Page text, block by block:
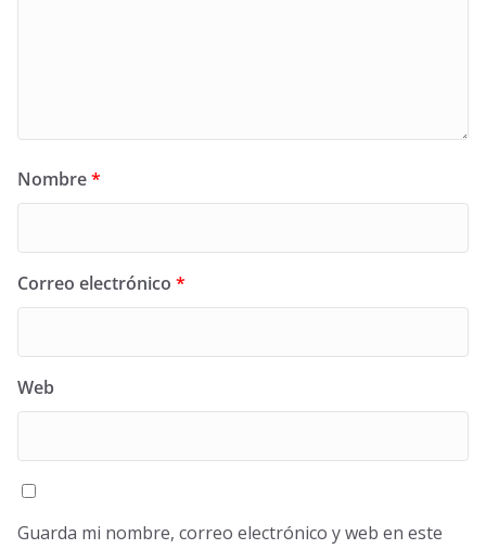
Nombre*
Correo electrónico *
Web
Guarda mi nombre, correo electrónico y web en este